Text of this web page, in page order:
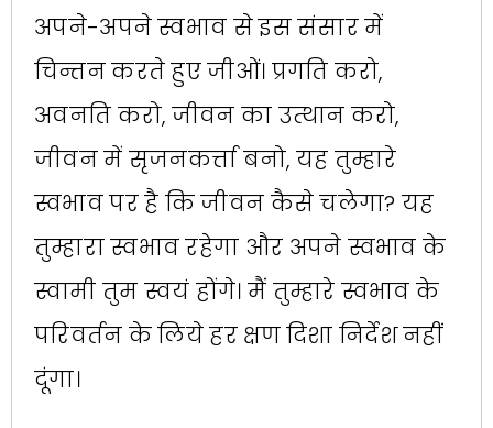
अपने-अपने स्वभाव से इस संसार में
चिन्तन करते हुए जीओं। प्रगति करो,
अवनति करो, जीवन का उत्थान करो,
जीवन में सृजनकर्त्ता बनो, यह तुम्हारे
स्वभाव पर है कि जीवन कैसे चलेगा? यह
तुम्हारा स्वभाव रहेगा और अपने स्वभाव के
स्वामी तुम स्वयं होंगे। मैं तुम्हारे स्वभाव के
परिवर्तन के लिये हर क्षण दिशा निर्देश नहीं
दूंगा।